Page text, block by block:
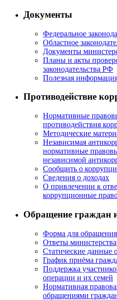
Документы
Федеральное
Областное
Документы
Планы и акты
законодательства РФ
Полезная
Противодействие
Нормативные
противодействия
Методические
Независимая
нормативные
независимой
Сообщить о
Сведения о доходах
О привлечении к
коррупционные
Обращение граждан
Форма для обращения
Ответы министерства
Статические данные
График приёма
Поддержка
операции и их семей
Нормативная
обращениями